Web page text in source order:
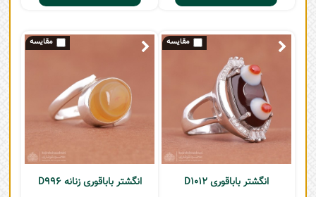
انگشتر باباقوری D1012 انگشتر باباقوری زنانه D996